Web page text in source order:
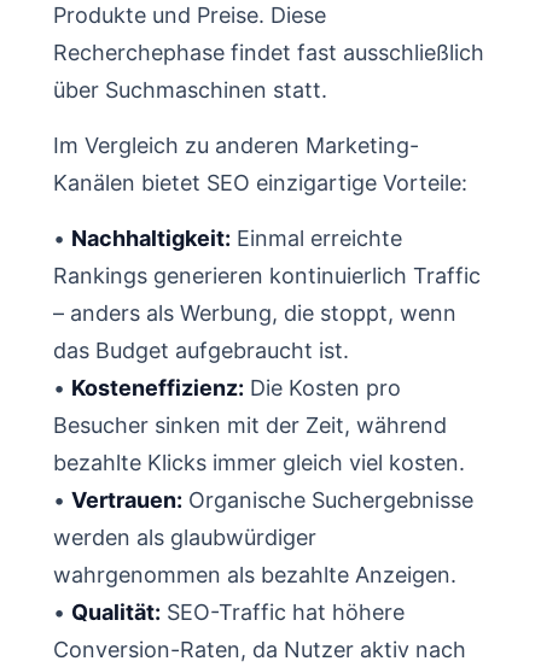
Produkte und Preise. Diese
Recherchephase findet fast ausschließlich
über Suchmaschinen statt.
Im Vergleich zu anderen Marketing-
Kanälen bietet SEO einzigartige Vorteile:
• Nachhaltigkeit: Einmal erreichte
Rankings generieren kontinuierlich Traffic
– anders als Werbung, die stoppt, wenn
das Budget aufgebraucht ist.
• Kosteneffizienz: Die Kosten pro
Besucher sinken mit der Zeit, während
bezahlte Klicks immer gleich viel kosten.
• Vertrauen: Organische Suchergebnisse
werden als glaubwürdiger
wahrgenommen als bezahlte Anzeigen.
• Qualität: SEO-Traffic hat höhere
Conversion-Raten, da Nutzer aktiv nach